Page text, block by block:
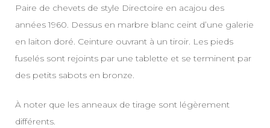
Paire de chevets de style Directoire en acajou des
années 1960. Dessus en marbre blanc ceint d’une galerie
en laiton doré. Ceinture ouvrant à un tiroir. Les pieds
fuselés sont rejoints par une tablette et se terminent par
des petits sabots en bronze.
À noter que les anneaux de tirage sont légèrement
différents.